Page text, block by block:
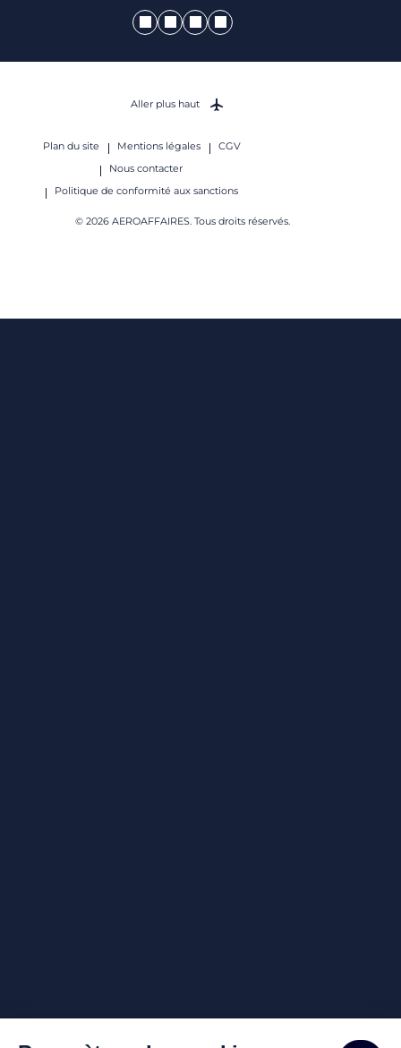
Plan du site Mentions légales
CGV
Nous contacter
Politique de conformité aux sanctions
© 2026 AEROAFFAIRES. Tous droits réservés.
Aller plus haut